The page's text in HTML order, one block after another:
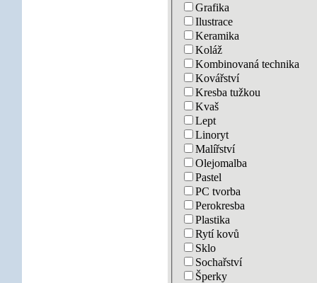
Grafika
Ilustrace
Keramika
Koláž
Kombinovaná technika
Kovářství
Kresba tužkou
Kvaš
Lept
Linoryt
Malířství
Olejomalba
Pastel
PC tvorba
Perokresba
Plastika
Rytí kovů
Sklo
Sochařství
Šperky